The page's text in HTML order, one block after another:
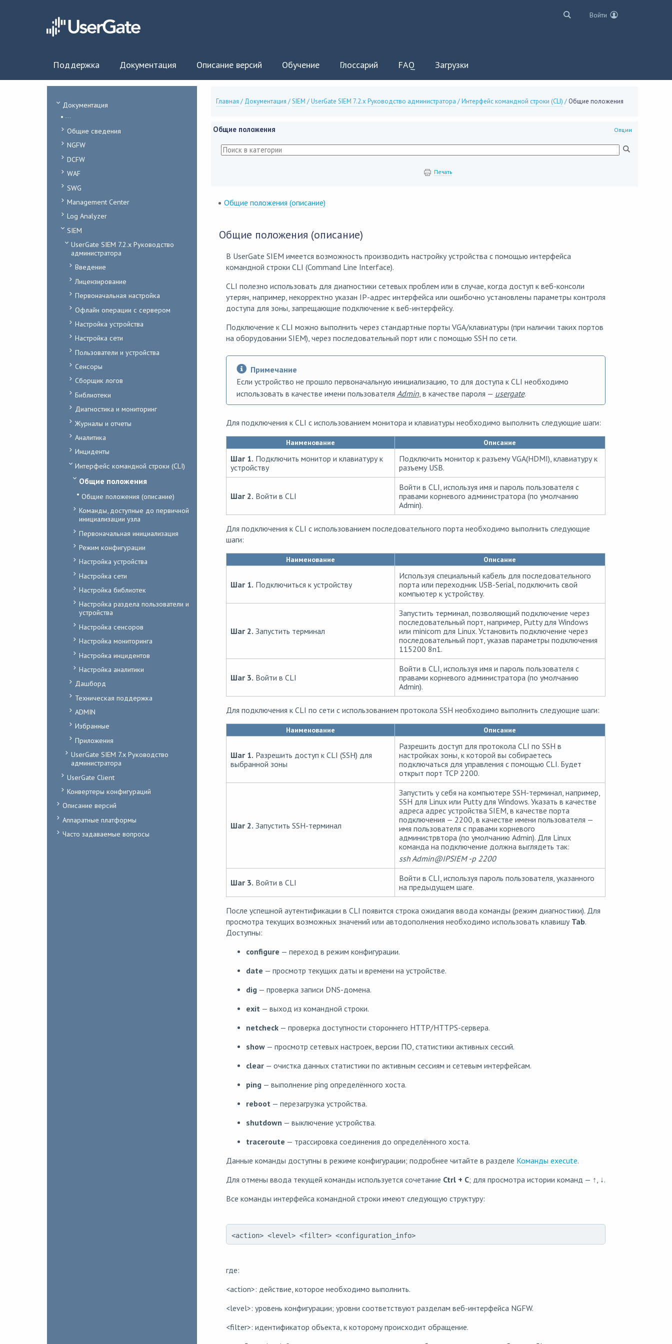
Войти
Поддержка Документация Описание версий Обучение Глоссарий FAQ Загрузки
Документация
...
Общие сведения
NGFW
DCFW
WAF
SWG
Management Center
Log Analyzer
SIEM
UserGate SIEM 7.2.x Руководство
администратора
Введение
Лицензирование
Первоначальная настройка
Офлайн операции с сервером
Настройка устройства
Настройка сети
Пользователи и устройства
Сенсоры
Сборщик логов
Библиотеки
Диагностика и мониторинг
Журналы и отчеты
Аналитика
Инциденты
Интерфейс командной строки (CLI)
Общие положения
Общие положения (описание)
Команды, доступные до первичной
инициализации узла
Первоначальная инициализация
Режим конфигурации
Настройка устройства
Настройка сети
Настройка библиотек
Настройка раздела пользователи и
устройства
Настройка сенсоров
Настройка мониторинга
Настройка инцидентов
Настройка аналитики
Дашборд
Техническая поддержка
ADMIN
Избранные
Приложения
UserGate SIEM 7.x Руководство
администратора
UserGate Client
Конвертеры конфигураций
Описание версий
Аппаратные платформы
Часто задаваемые вопросы
Главная / Документация /SIEM /UserGate SIEM 7.2.x Руководство администратора /Интерфейс командной строки (CLI) / Общие положения
Опции
Общие положения
Печать
Общие положения (описание)
Общие положения (описание)
В UserGate SIEM имеется возможность производить настройку устройства с помощью интерфейса
командной строки CLI (Command Line Interface).
CLI полезно использовать для диагностики сетевых проблем или в случае, когда доступ к веб-консоли
утерян, например, некорректно указан IP-адрес интерфейса или ошибочно установлены параметры контроля
доступа для зоны, запрещающие подключение к веб-интерфейсу.
Подключение к CLI можно выполнить через стандартные порты VGA/клавиатуры (при наличии таких портов
на оборудовании SIEM), через последовательный порт или с помощью SSH по сети.
Примечание
Если устройство не прошло первоначальную инициализацию, то для доступа к CLI необходимо
использовать в качестве имени пользователя Admin, в качестве пароля — usergate.
Для подключения к CLI с использованием монитора и клавиатуры необходимо выполнить следующие шаги:
Наименование Описание
Шаг 1. Подключить монитор и клавиатуру к
устройству
Подключить монитор к разъему VGA(HDMI), клавиатуру к
разъему USB.
Шаг 2. Войти в CLI
Войти в CLI, используя имя и пароль пользователя с
правами корневого администратора (по умолчанию
Admin).
Для подключения к CLI с использованием последовательного порта необходимо выполнить следующие
шаги:
Наименование Описание
Шаг 1. Подключиться к устройству
Используя специальный кабель для последовательного
порта или переходник USB-Serial, подключить свой
компьютер к устройству.
Шаг 2. Запустить терминал
Запустить терминал, позволяющий подключение через
последовательный порт, например, Putty для Windows
или minicom для Linux. Установить подключение через
последовательный порт, указав параметры подключения
115200 8n1.
Шаг 3. Войти в CLI
Войти в CLI, используя имя и пароль пользователя с
правами корневого администратора (по умолчанию
Admin).
Для подключения к CLI по сети с использованием протокола SSH необходимо выполнить следующие шаги:
Наименование Описание
Шаг 1. Разрешить доступ к CLI (SSH) для
выбранной зоны
Разрешить доступ для протокола CLI по SSH в
настройках зоны, к которой вы собираетесь
подключаться для управления с помощью CLI. Будет
открыт порт TCP 2200.
Шаг 2. Запустить SSH-терминал
Запустить у себя на компьютере SSH-терминал, например,
SSH для Linux или Putty для Windows. Указать в качестве
адреса адрес устройства SIEM, в качестве порта
подключения — 2200, в качестве имени пользователя —
имя пользователя с правами корневого
администрвтора (по умолчанию Admin). Для Linux
команда на подключение должна выглядеть так:
ssh Admin@IPSIEM -p 2200
Шаг 3. Войти в CLI
Войти в CLI, используя пароль пользователя, указанного
на предыдущем шаге.
После успешной аутентификации в CLI появится строка ожидагия ввода команды (режим диагностики). Для
просмотра текущих возможных значений или автодополнения необходимо использовать клавишу Tab.
Доступны:
configure — переход в режим конфигурации.
date — просмотр текущих даты и времени на устройстве.
dig— проверка записи DNS-домена.
exit— выход из командной строки.
netcheck— проверка доступности стороннего HTTP/HTTPS-сервера.
show— просмотр сетевых настроек, версии ПО, статистики активных сессий.
clear— очистка данных статистики по активным сессиям и сетевым интерфейсам.
ping— выполнение ping определённого хоста.
reboot— перезагрузка устройства.
shutdown — выключение устройства.
traceroute — трассировка соединения до определённого хоста.
Данные команды доступны в режиме конфигурации; подробнее читайте в разделе Команды execute.
Для отмены ввода текущей команды используется сочетание Ctrl + C; для просмотра истории команд — ↑, ↓.
Все команды интерфейса командной строки имеют следующую структуру:
<action> <level> <filter> <configuration_info>
где:
<action>: действие, которое необходимо выполнить.
<level>: уровень конфигурации; уровни соответствуют разделам веб-интерфейса NGFW.
<filter>: идентификатор объекта, к которому происходит обращение.